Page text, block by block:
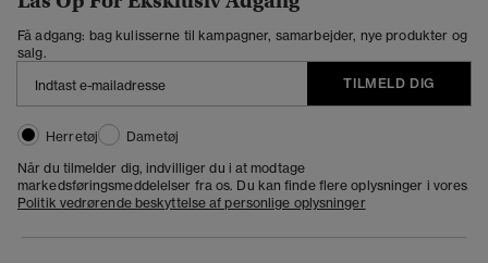
Få adgang: bag kulisserne til kampagner, samarbejder, nye produkter og
salg.
TILMELD DIG
Herretøj
Dametøj
Når du tilmelder dig, indvilliger du i at modtage
markedsføringsmeddelelser fra os. Du kan finde flere oplysninger i vores
Politik vedrørende beskyttelse af personlige oplysninger